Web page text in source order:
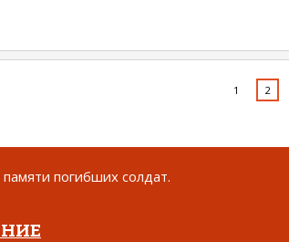
1 2
погибших солдат.